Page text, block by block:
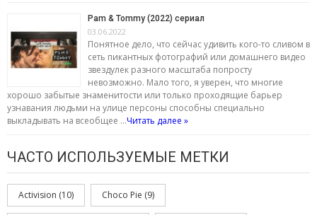
Pam & Tommy (2022) сериал
03.06.2022
Понятное дело, что сейчас удивить кого-то сливом в
сеть пикантных фотографий или домашнего видео
звездулек разного масштаба попросту
невозможно. Мало того, я уверен, что многие
хорошо забытые знаменитости или только проходящие барьер
узнавания людьми на улице персоны способны специально
выкладывать на всеобщее …Читать далее »
ЧАСТО ИСПОЛЬЗУЕМЫЕ МЕТКИ
Activision (10) Choco Pie (9)